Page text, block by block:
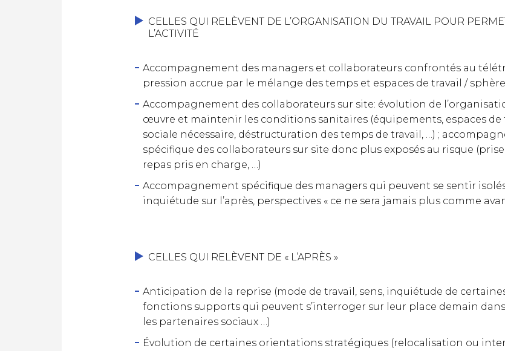
SE CONNECTER
CELLES QUI RELÈVENT DE L’ORGANISATION DU TRAVAIL POUR
L’ACTIVITÉ
Accompagnement des managers et collaborateurs confrontés au
pression accrue par le mélange des temps et espaces de travail /
Accompagnement des collaborateurs sur site: évolution de
œuvre et maintenir les conditions sanitaires (équipements, espaces
sociale nécessaire, déstructuration des temps de travail, …) ;
spécifique des collaborateurs sur site donc plus exposés au risque
repas pris en charge, …)
Accompagnement spécifique des managers qui peuvent se sentir
inquiétude sur l’après, perspectives « ce ne sera jamais plus comme
CELLES QUI RELÈVENT DE « L’APRÈS »
Anticipation de la reprise (mode de travail, sens, inquiétude de
fonctions supports qui peuvent s’interroger sur leur place demain
les partenaires sociaux …)
Évolution de certaines orientations stratégiques (relocalisation ou